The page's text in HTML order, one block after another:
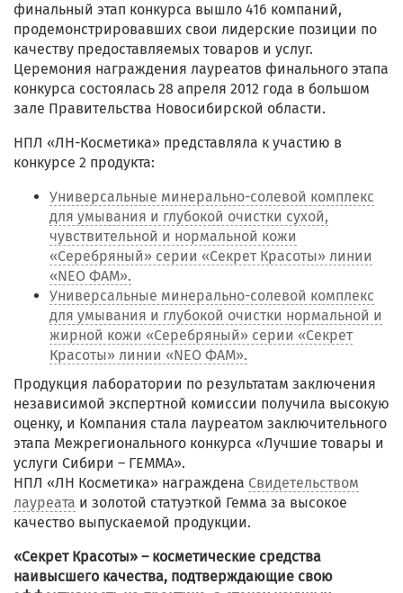
финальный этап конкурса вышло 416 компаний,
продемонстрировавших свои лидерские позиции по
качеству предоставляемых товаров и услуг.
Церемония награждения лауреатов финального этапа
конкурса состоялась 28 апреля 2012 года в большом
зале Правительства Новосибирской области.
НПЛ «ЛН-Косметика» представляла к участию в
конкурсе 2 продукта:
Универсальные минерально-солевой комплекс
для умывания и глубокой очистки сухой,
чувствительной и нормальной кожи
«Серебряный» серии «Секрет Красоты» линии
«NEO ФАМ».
Универсальные минерально-солевой комплекс
для умывания и глубокой очистки нормальной и
жирной кожи «Серебряный» серии «Секрет
Красоты» линии «NEO ФАМ».
Продукция лаборатории по результатам заключения
независимой экспертной комиссии получила высокую
оценку, и Компания стала лауреатом заключительного
этапа Межрегионального конкурса «Лучшие товары и
услуги Сибири – ГЕММА».
НПЛ «ЛН Косметика» награждена Свидетельством
лауреата и золотой статуэткой Гемма за высокое
качество выпускаемой продукции.
«Секрет Красоты» – косметические средства
наивысшего качества, подтверждающие свою